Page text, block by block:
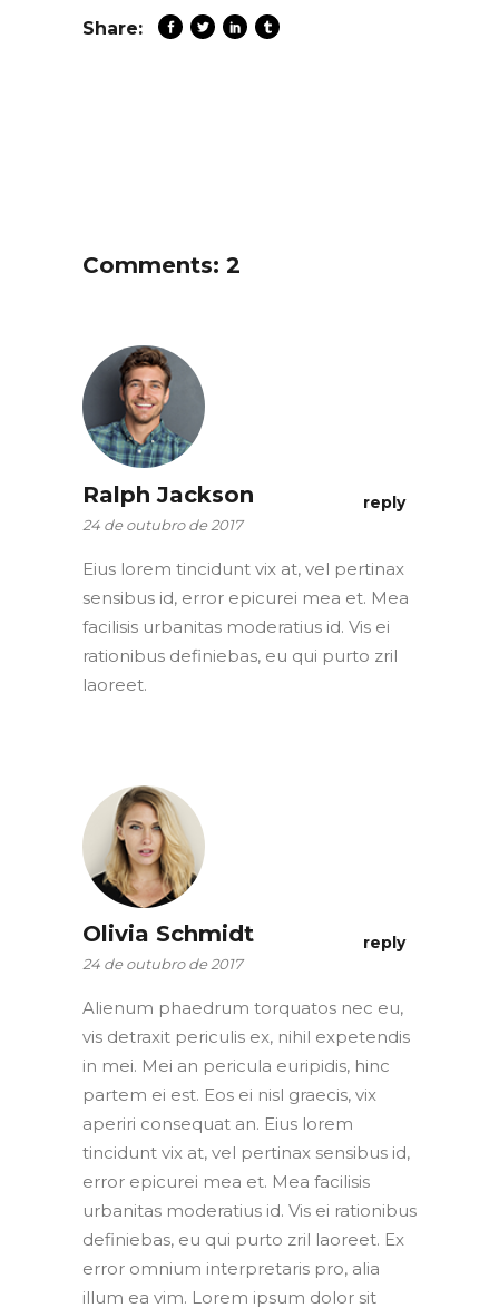
Share:
Comments: 2
Ralph Jackson
24 de outubro de 2017
reply
Eius lorem tincidunt vix at, vel pertinax
sensibus id, error epicurei mea et. Mea
facilisis urbanitas moderatius id. Vis ei
rationibus definiebas, eu qui purto zril
laoreet.
Olivia Schmidt
24 de outubro de 2017
reply
Alienum phaedrum torquatos nec eu,
vis detraxit periculis ex, nihil expetendis
in mei. Mei an pericula euripidis, hinc
partem ei est. Eos ei nisl graecis, vix
aperiri consequat an. Eius lorem
tincidunt vix at, vel pertinax sensibus id,
error epicurei mea et. Mea facilisis
urbanitas moderatius id. Vis ei rationibus
definiebas, eu qui purto zril laoreet. Ex
error omnium interpretaris pro, alia
illum ea vim. Lorem ipsum dolor sit